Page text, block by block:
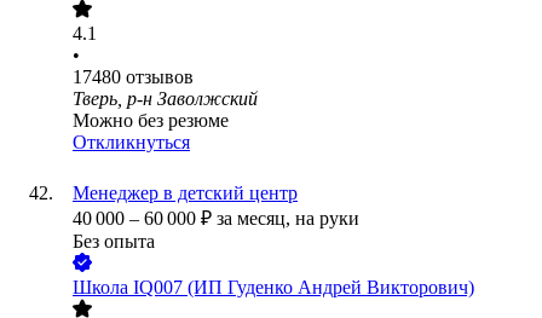
4.1
•
17480 отзывов
Тверь, р-н Заволжский
Можно без резюме
Откликнуться
Менеджер в детский центр
40 000 – 60 000 ₽ за месяц, на руки
Без опыта
Школа IQ007 (ИП Гуденко Андрей Викторович)